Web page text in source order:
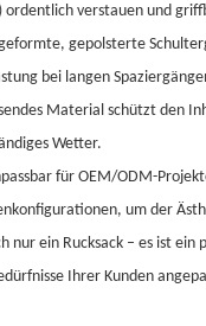
ordentlich verstauen und
gepolsterte
bei langen
Material schützt den
Wetter.
für OEM/ODM-
um der
nur ein Rucksack – es ist
Ihrer Kunden